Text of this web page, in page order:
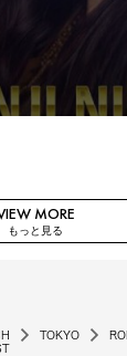
MORE
もっと見る
TOKYO